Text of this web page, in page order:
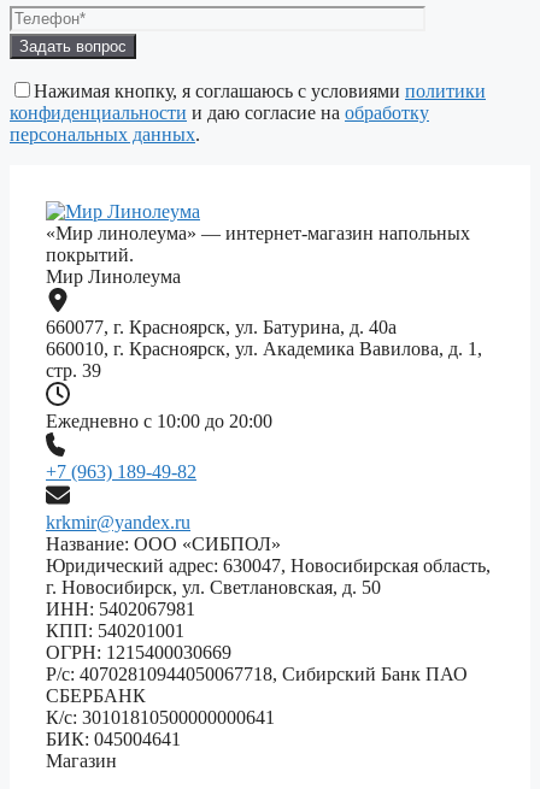
Оставьте
это
поле
пустым.
Нажимая кнопку, я соглашаюсь с условиями политики
конфиденциальности и даю согласие на обработку
персональных данных.
«Мир линолеума» — интернет-магазин напольных
покрытий.
Мир Линолеума
660077, г. Красноярск, ул. Батурина, д. 40а
660010, г. Красноярск, ул. Академика Вавилова, д. 1,
стр. 39
Ежедневно с 10:00 до 20:00
+7 (963) 189-49-82
krkmir@yandex.ru
Название: ООО «СИБПОЛ»
Юридический адрес: 630047, Новосибирская область,
г. Новосибирск, ул. Светлановская, д. 50
ИНН: 5402067981
КПП: 540201001
ОГРН: 1215400030669
Р/с: 40702810944050067718, Сибирский Банк ПАО
СБЕРБАНК
К/с: 30101810500000000641
БИК: 045004641
Магазин